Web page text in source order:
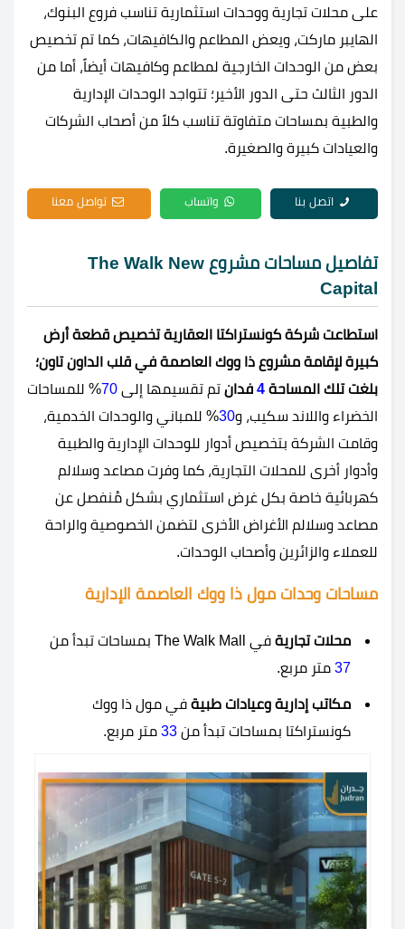
على محلات تجارية ووحدات استثمارية تناسب فروع البنوك،
الهايبر ماركت، ويعض المطاعم والكافيهات، كما تم تخصيص
بعض من الوحدات الخارجية لمطاعم وكافيهات أيضاً، أما من
الدور الثالث حتى الدور الأخير؛ تتواجد الوحدات الإدارية
والطبية بمساحات متفاوتة تناسب كلاً من أصحاب الشركات
والعيادات كبيرة والصغيرة.
اتصل بنا واتساب تواصل معنا
تفاصيل مساحات مشروع The Walk New
Capital
استطاعت شركة كونستراكتا العقارية تخصيص قطعة أرض
كبيرة لإقامة مشروع ذا ووك العاصمة في قلب الداون تاون؛
بلغت تلك المساحة 4 فدان تم تقسيمها إلى 70% للمساحات
الخضراء واللاند سكيب، و30% للمباني والوحدات الخدمية،
وقامت الشركة بتخصيص أدوار للوحدات الإدارية والطبية
وأدوار أخرى للمحلات التجارية، كما وفرت مصاعد وسلالم
كهربائية خاصة بكل غرض استثماري بشكل مُنفصل عن
مصاعد وسلالم الأغراض الأخرى لتضمن الخصوصية والراحة
للعملاء والزائرين وأصحاب الوحدات.
مساحات وحدات مول ذا ووك العاصمة الإدارية
محلات تجارية في The Walk Mall بمساحات تبدأ من
37 متر مربع.
مكاتب إدارية وعيادات طبية في مول ذا ووك
كونستراكتا بمساحات تبدأ من 33 متر مربع.